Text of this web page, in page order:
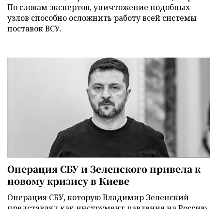
По словам экспертов, уничтожение подобных
узлов способно осложнить работу всей системы
поставок ВСУ.
Операция СБУ и Зеленского привела к
новому кризису в Киеве
Операция СБУ, которую Владимир Зеленский